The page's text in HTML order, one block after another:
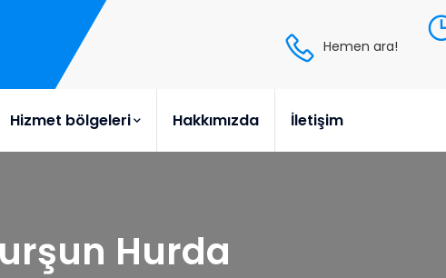
Hemen ara!
Hizmet bölgeleri Hakkımızda İletişim
Hurda